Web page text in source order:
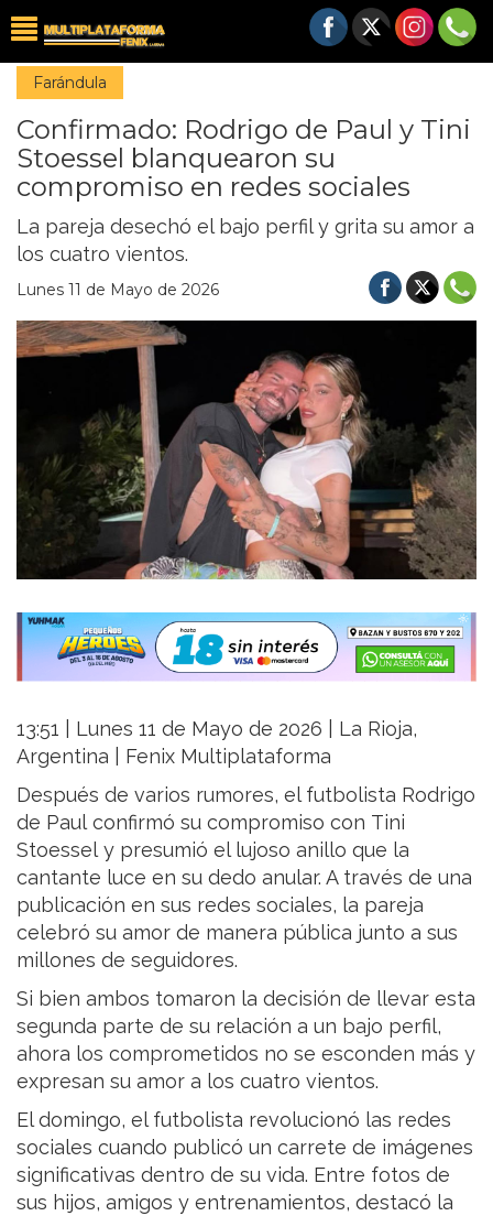
Farándula
Confirmado: Rodrigo de Paul y Tini
Stoessel blanquearon su
compromiso en redes sociales
La pareja desechó el bajo perfil y grita su amor a
los cuatro vientos.
Lunes 11 de Mayo de 2026
13:51 | Lunes 11 de Mayo de 2026 | La Rioja,
Argentina | Fenix Multiplataforma
Después de varios rumores, el futbolista Rodrigo
de Paul confirmó su compromiso con Tini
Stoessel y presumió el lujoso anillo que la
cantante luce en su dedo anular. A través de una
publicación en sus redes sociales, la pareja
celebró su amor de manera pública junto a sus
millones de seguidores.
Si bien ambos tomaron la decisión de llevar esta
segunda parte de su relación a un bajo perfil,
ahora los comprometidos no se esconden más y
expresan su amor a los cuatro vientos.
El domingo, el futbolista revolucionó las redes
sociales cuando publicó un carrete de imágenes
significativas dentro de su vida. Entre fotos de
sus hijos, amigos y entrenamientos, destacó la